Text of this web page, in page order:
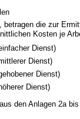
die zur
Kosten je
Dienst)
Dienst)
Dienst)
Dienst)
den Anlagen 2a bis